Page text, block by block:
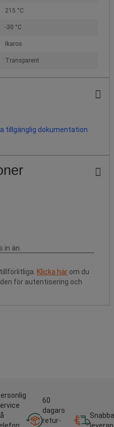
215 °C
-30 °C
Ikaros
Transparent
tillgänglig dokumentation
Klicka här om du
för autentisering och
60
dagars
retur-
Snabba